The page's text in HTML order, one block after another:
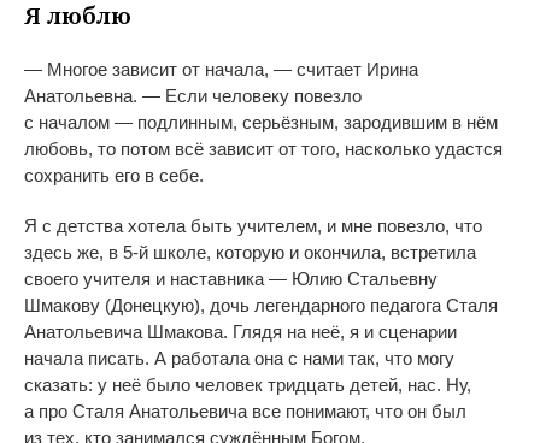
Я люблю
— Многое зависит от начала, — считает Ирина
Анатольевна. — Если человеку повезло
с началом — подлинным, серьёзным, зародившим в нём
любовь, то потом всё зависит от того, насколько удастся
сохранить его в себе.
Я с детства хотела быть учителем, и мне повезло, что
здесь же, в 5-й школе, которую и окончила, встретила
своего учителя и наставника — Юлию Стальевну
Шмакову (Донецкую), дочь легендарного педагога Сталя
Анатольевича Шмакова. Глядя на неё, я и сценарии
начала писать. А работала она с нами так, что могу
сказать: у неё было человек тридцать детей, нас. Ну,
а про Сталя Анатольевича все понимают, что он был
из тех, кто занимался суждённым Богом.